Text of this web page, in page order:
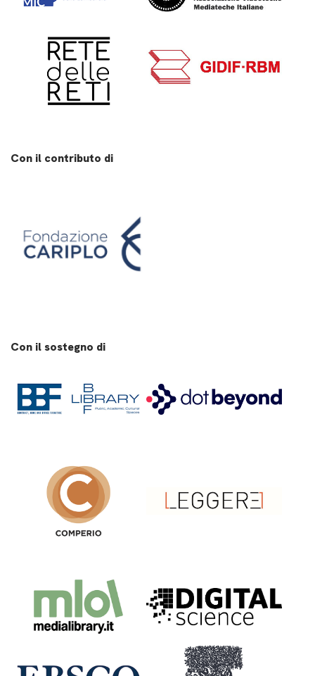
Con il contributo di
Con il sostegno di